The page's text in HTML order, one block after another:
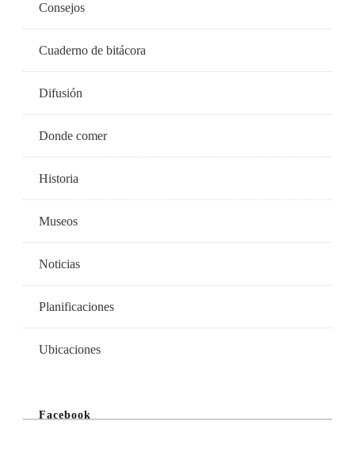
Consejos
Cuaderno de bitácora
Difusión
Donde comer
Historia
Museos
Noticias
Planificaciones
Ubicaciones
Facebook